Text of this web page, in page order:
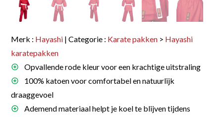
Merk : Hayashi | Categorie : Karate pakken > Hayashi
karatepakken
Opvallende rode kleur voor een krachtige uitstraling
100% katoen voor comfortabel en natuurlijk
draaggevoel
Ademend materiaal helpt je koel te blijven tijdens